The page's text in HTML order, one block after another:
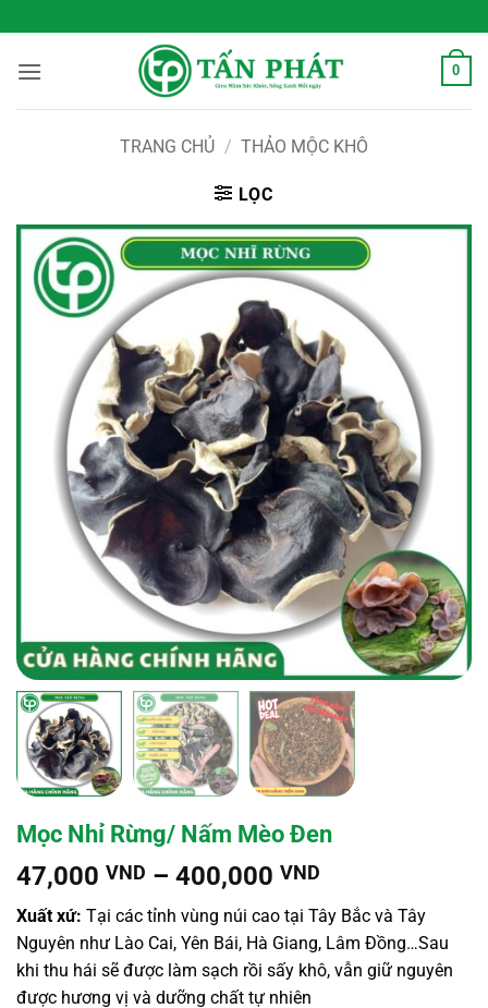
qua
nội
0
TRANG CHỦ / THẢO MỘC KHÔ
LỌC
Mọc Nhỉ Rừng/ Nấm Mèo Đen
47,000 VND – 400,000 VND
giá:
từ
47,000 VND
đến
Xuất xứ: Tại các tỉnh vùng núi cao tại Tây Bắc và Tây
Nguyên như Lào Cai, Yên Bái, Hà Giang, Lâm Đồng…Sau
khi thu hái sẽ được làm sạch rồi sấy khô, vẫn giữ nguyên
được hương vị và dưỡng chất tự nhiên